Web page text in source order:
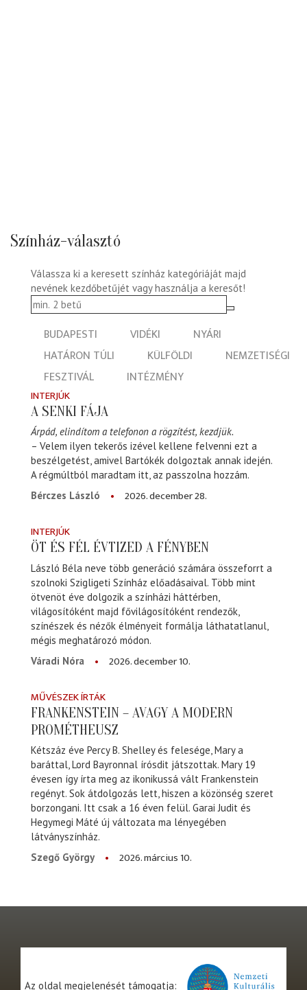
Színház-választó
Válassza ki a keresett színház kategóriáját majd
nevének kezdőbetűjét vagy használja a keresőt!
BUDAPESTI VIDÉKI
NYÁRI
HATÁRON TÚLI
KÜLFÖLDI
NEMZETISÉGI
FESZTIVÁL
INTÉZMÉNY
INTERJÚK
A SENKI FÁJA
Árpád, elindítom a telefonon a rögzítést, kezdjük.
– Velem ilyen tekerős izével kellene felvenni ezt a
beszélgetést, amivel Bartókék dolgoztak annak idején.
A régmúltból maradtam itt, az passzolna hozzám.
Bérczes László
2026. december 28.
INTERJÚK
ÖT ÉS FÉL ÉVTIZED A FÉNYBEN
László Béla neve több generáció számára összeforrt a
szolnoki Szigligeti Színház előadásaival. Több mint
ötvenöt éve dolgozik a színházi háttérben,
világosítóként majd fővilágosítóként rendezők,
színészek és nézők élményeit formálja láthatatlanul,
mégis meghatározó módon.
Váradi Nóra
2026. december 10.
MŰVÉSZEK ÍRTÁK
FRANKENSTEIN – AVAGY A MODERN
PROMÉTHEUSZ
Kétszáz éve Percy B. Shelley és felesége, Mary a
baráttal, Lord Bayronnal írósdit játszottak. Mary 19
évesen így írta meg az ikonikussá vált Frankenstein
regényt. Sok átdolgozás lett, hiszen a közönség szeret
borzongani. Itt csak a 16 éven felül. Garai Judit és
Hegymegi Máté új változata ma lényegében
látványszínház.
Szegő György
2026. március 10.
Az oldal megjelenését támogatja: